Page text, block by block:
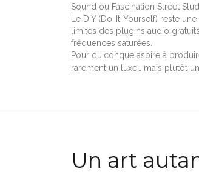
Sound ou Fascination Street
Le DIY (Do-It-Yourself) reste
limites des plugins audio
fréquences saturées.
Pour quiconque aspire à
rarement un luxe… mais plutôt
Un art